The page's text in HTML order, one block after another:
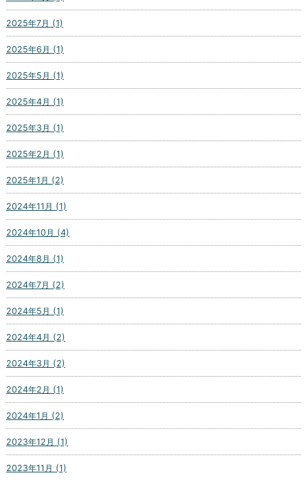
2025年7月 (1)
2025年6月 (1)
2025年5月 (1)
2025年4月 (1)
2025年3月 (1)
2025年2月 (1)
2025年1月 (2)
2024年11月 (1)
2024年10月 (4)
2024年8月 (1)
2024年7月 (2)
2024年5月 (1)
2024年4月 (2)
2024年3月 (2)
2024年2月 (1)
2024年1月 (2)
2023年12月 (1)
2023年11月 (1)